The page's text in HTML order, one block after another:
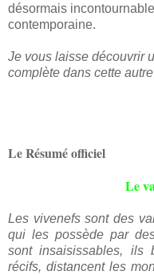
désormais
contemporaine.
Je vous laisse découvrir
complète dans cette
Le Résumé officiel
Le
Les vivenefs sont des
qui les possède par
sont insaisissables, ils
récifs, distancent les